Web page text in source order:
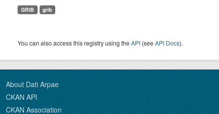
GRIB grib
You can also access this registry using theAPI (seeAPI Docs).
About Dati Arpae
CKAN API
CKAN Association